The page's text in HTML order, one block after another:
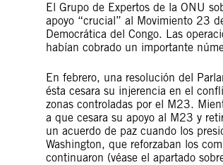
El Grupo de Expertos de la ONU
apoyo “crucial” al Movimiento 23
Democrática del Congo. Las
habían cobrado un importante
En febrero, una resolución del
ésta cesara su injerencia en el
zonas controladas por el M23.
a que cesara su apoyo al M23 y
un acuerdo de paz cuando los
Washington, que reforzaban los
continuaron (véase el apartado